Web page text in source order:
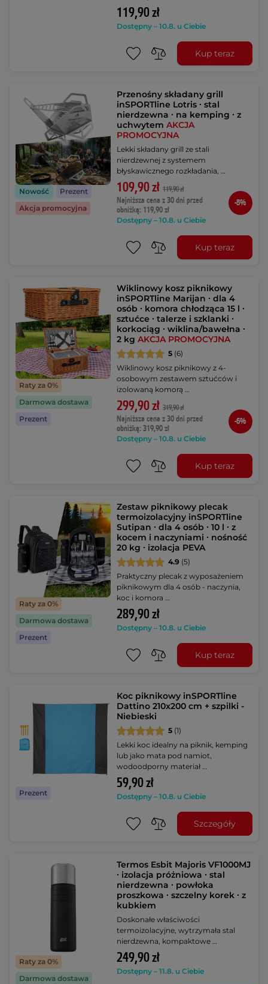
119,90 zł
Dostępny – 10.8. u Ciebie
Kup teraz
Nowość
Prezent
Akcja promocyjna
Przenośny składany grill
inSPORTline Lotris ∙ stal
nierdzewna ∙ na kemping ∙ z
uchwytemAKCJA
PROMOCYJNA
Lekki składany grill ze stali
nierdzewnej z systemem
błyskawicznego rozkładania, …
109,90 zł 119,90 zł
Najniższa cena z 30 dni przed
obniżką: 119,90 zł
Dostępny – 10.8. u Ciebie
-8%
Kup teraz
Raty za 0%
Darmowa dostawa
Prezent
Wiklinowy kosz piknikowy
inSPORTline Marijan ∙ dla 4
osób ∙ komora chłodząca 15 l ∙
sztućce ∙ talerze i szklanki ∙
korkociąg ∙ wiklina/bawełna ∙
2 kgAKCJA PROMOCYJNA
5 (6)
Wiklinowy kosz piknikowy z 4-
osobowym zestawem sztućców i
izolowaną komorą …
299,90 zł 319,90 zł
Najniższa cena z 30 dni przed
obniżką: 319,90 zł
Dostępny – 10.8. u Ciebie
-6%
Kup teraz
Raty za 0%
Darmowa dostawa
Prezent
Zestaw piknikowy plecak
termoizolacyjny inSPORTline
Sutipan ∙ dla 4 osób ∙ 10 l ∙ z
kocem i naczyniami ∙ nośność
20 kg ∙ izolacja PEVA
4.9 (5)
Praktyczny plecak z wyposażeniem
piknikowym dla 4 osób - naczynia,
koc i komora …
289,90 zł
Dostępny – 10.8. u Ciebie
Kup teraz
Prezent
Koc piknikowy inSPORTline
Dattino 210x200 cm + szpilki -
Niebieski
5 (1)
Lekki koc idealny na piknik, kemping
lub jako mata pod namiot,
wodoodporny materiał …
59,90 zł
Dostępny – 10.8. u Ciebie
Szczegóły
Raty za 0%
Darmowa dostawa
Termos Esbit Majoris VF1000MJ
∙ izolacja próżniowa ∙ stal
nierdzewna ∙ powłoka
proszkowa ∙ szczelny korek ∙ z
kubkiem
Doskonałe właściwości
termoizolacyjne, wytrzymała stal
nierdzewna, kompaktowe …
249,90 zł
Dostępny – 11.8. u Ciebie